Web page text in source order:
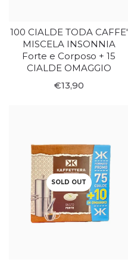
100 CIALDE TODA CAFFE'
MISCELA INSONNIA
Forte e Corposo + 15
CIALDE OMAGGIO
€13,90
SOLD OUT